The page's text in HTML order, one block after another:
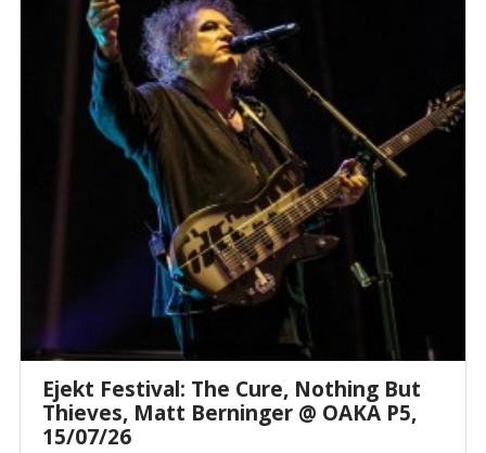
Ejekt Festival: The Cure, Nothing But
Thieves, Matt Berninger @ ΟΑΚΑ P5,
15/07/26